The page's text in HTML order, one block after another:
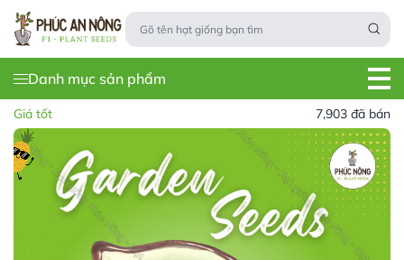
Danh mục sản phẩm
Giá tốt 7,903 đã bán